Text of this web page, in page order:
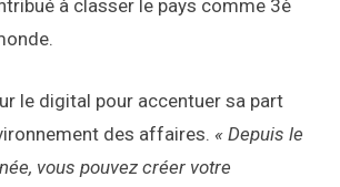
à classer le pays comme 3è
le digital pour accentuer sa part
des affaires. « Depuis le
vous pouvez créer votre